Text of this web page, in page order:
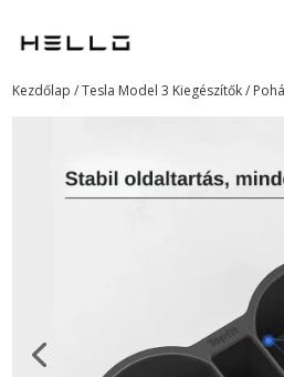
Kezdőlap /Tesla Model 3 Kiegészítők/